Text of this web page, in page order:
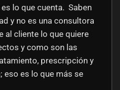
lo que cuenta.  Saben
y no es una consultora
al cliente lo que quiere
y como son las
prescripción y
eso es lo que más se